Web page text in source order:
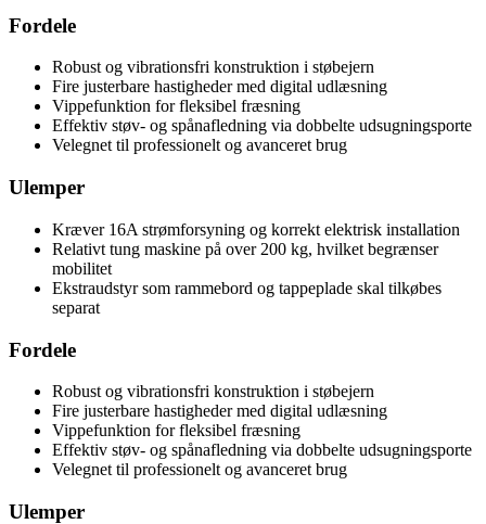
Fordele
Robust og vibrationsfri konstruktion i støbejern
Fire justerbare hastigheder med digital udlæsning
Vippefunktion for fleksibel fræsning
Effektiv støv- og spånafledning via dobbelte udsugningsporte
Velegnet til professionelt og avanceret brug
Ulemper
Kræver 16A strømforsyning og korrekt elektrisk installation
Relativt tung maskine på over 200 kg, hvilket begrænser
mobilitet
Ekstraudstyr som rammebord og tappeplade skal tilkøbes
separat
Fordele
Robust og vibrationsfri konstruktion i støbejern
Fire justerbare hastigheder med digital udlæsning
Vippefunktion for fleksibel fræsning
Effektiv støv- og spånafledning via dobbelte udsugningsporte
Velegnet til professionelt og avanceret brug
Ulemper